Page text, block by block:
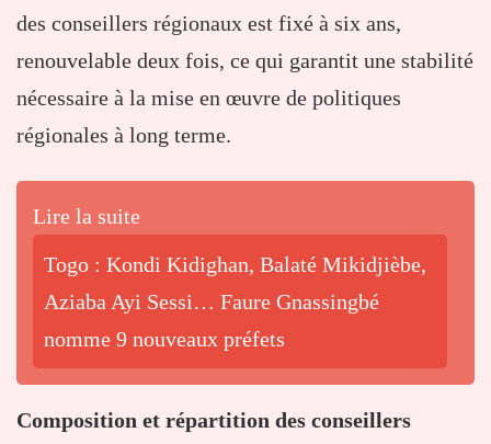
des conseillers régionaux est fixé à six ans,
renouvelable deux fois, ce qui garantit une stabilité
nécessaire à la mise en œuvre de politiques
régionales à long terme.
Lire la suite
Togo : Kondi Kidighan, Balaté Mikidjièbe,
Aziaba Ayi Sessi… Faure Gnassingbé
nomme 9 nouveaux préfets
Composition et répartition des conseillers